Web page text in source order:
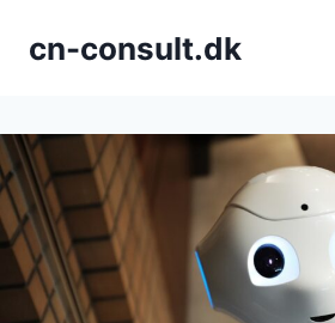
cn-consult.dk